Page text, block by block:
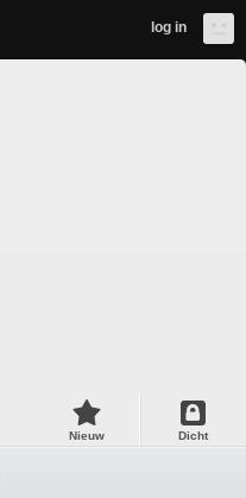
log in
Nieuw Dicht